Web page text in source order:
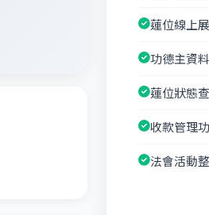
蓮位線上
功德主資
蓮位狀態
收款管理
法會活動